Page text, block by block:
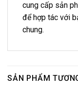
cung cấp sản
để hợp tác với
chung.
SẢN PHẨM